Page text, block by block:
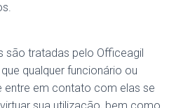
são tratadas pelo Officeagil
qualquer funcionário ou
entre em contato com elas se